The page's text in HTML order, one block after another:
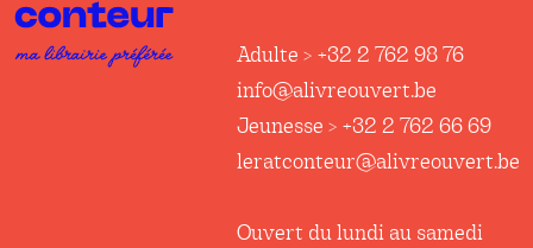
Adulte > +32 2 762 98 76
info@alivreouvert.be
Jeunesse > +32 2 762 66 69
leratconteur@alivreouvert.be
Ouvert du lundi au samedi